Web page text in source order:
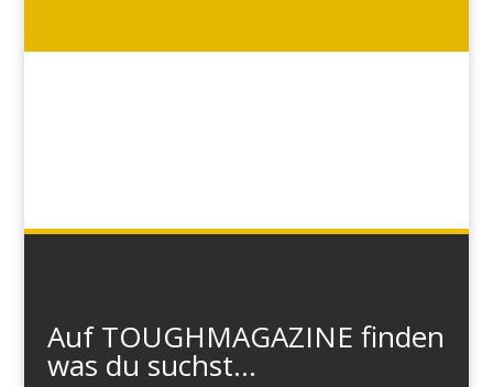
Auf TOUGHMAGAZINE finden
was du suchst...